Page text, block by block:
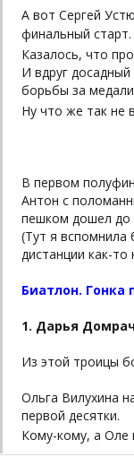
А вот Сергей
финальный старт.
Казалось, что
И вдруг
борьбы за
Ну что же так не
В первом
Антон с
пешком дошел до
(Тут я
дистанции как-то
Биатлон.
1. Дарья
Из этой троицы
Ольга Вилухина
первой десятки.
Кому-кому, а Оле